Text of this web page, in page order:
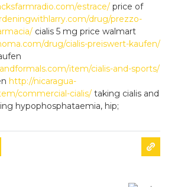
estrace/ price of
drug/prezzo-
cialis 5 mg price walmart
drug/cialis-preiswert-kaufen/
item/cialis-and-sports/
http://nicaragua-
commercial-cialis/ taking cialis and
hypophosphataemia, hip;